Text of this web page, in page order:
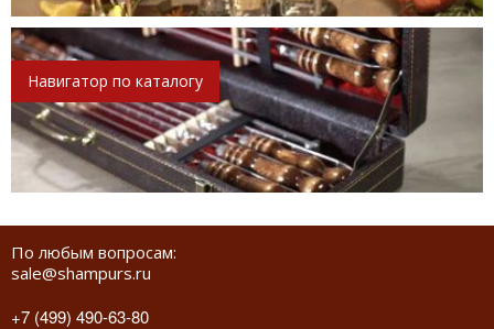
Навигатор по каталогу
По любым вопросам:
sale@shampurs.ru
+7 (499) 490-63-80